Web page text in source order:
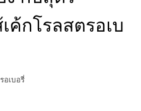
ค้กโรลสตรอเบ